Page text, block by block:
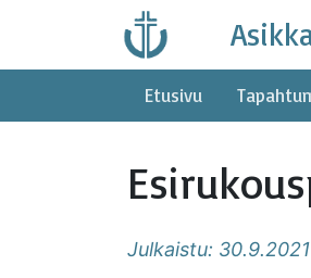
content
Etusivu
Julkaistu: